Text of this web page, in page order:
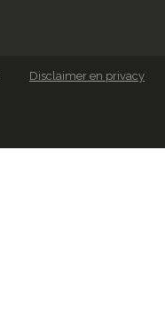
Disclaimer en privacy